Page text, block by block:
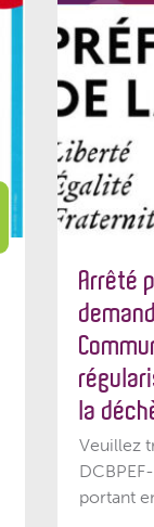
Arrêté
la
Veuillez
portant